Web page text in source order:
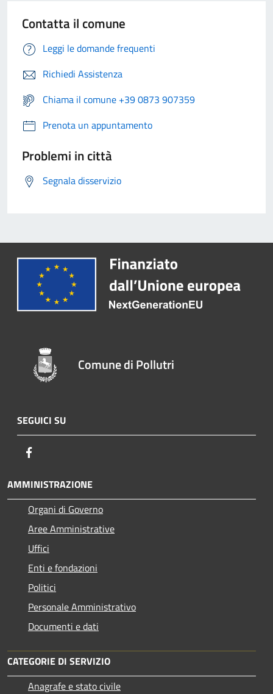
Contatta il comune
Leggi le domande frequenti
Richiedi Assistenza
Chiama il comune +39 0873 907359
Prenota un appuntamento
Problemi in città
Segnala disservizio
Comune di Pollutri
SEGUICI SU
AMMINISTRAZIONE
Organi di Governo
Aree Amministrative
Uffici
Enti e fondazioni
Politici
Personale Amministrativo
Documenti e dati
CATEGORIE DI SERVIZIO
Anagrafe e stato civile